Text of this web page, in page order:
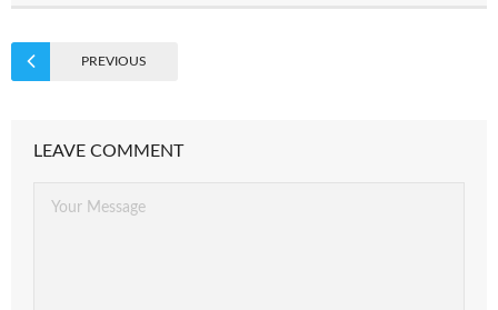
PREVIOUS
LEAVE COMMENT